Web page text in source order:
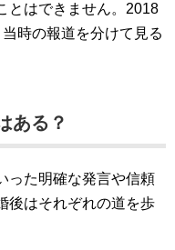
とはできません。2018
時の報道を分けて見る
ある？
った明確な発言や信頼
後はそれぞれの道を歩